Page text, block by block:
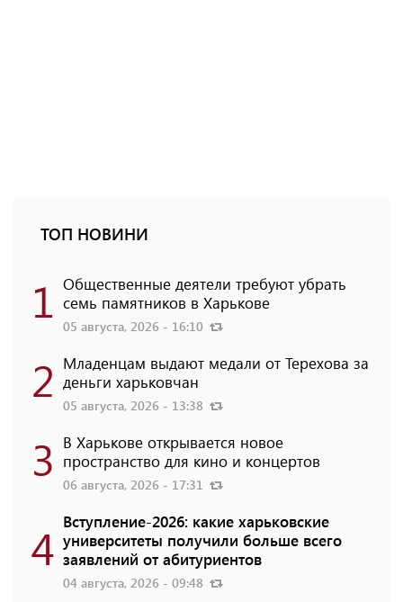
ТОП НОВИНИ
1 Общественные деятели требуют убрать
семь памятников в Харькове
05 августа, 2026 - 16:10
2 Младенцам выдают медали от Терехова за
деньги харьковчан
05 августа, 2026 - 13:38
3 В Харькове открывается новое
пространство для кино и концертов
06 августа, 2026 - 17:31
4 Вступление-2026: какие харьковские
университеты получили больше всего
заявлений от абитуриентов
04 августа, 2026 - 09:48